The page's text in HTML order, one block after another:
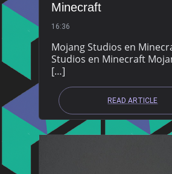
Minecraft
16:36
Mojang Studios en
Studios en Minecraft
[…]
READ ARTICLE